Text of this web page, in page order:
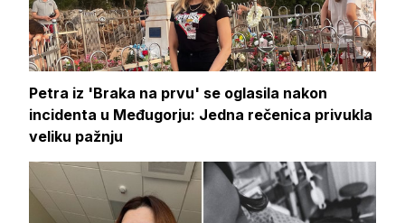
Petra iz 'Braka na prvu' se oglasila nakon
incidenta u Međugorju: Jedna rečenica privukla
veliku pažnju